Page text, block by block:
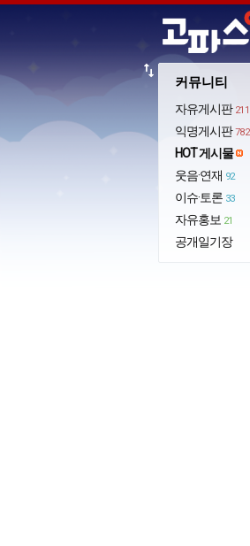
커뮤니티
자유게시판 211
익명게시판 782
HOT 게시물
웃음·연재 92
이슈·토론 33
자유홍보 21
공개일기장
import_export